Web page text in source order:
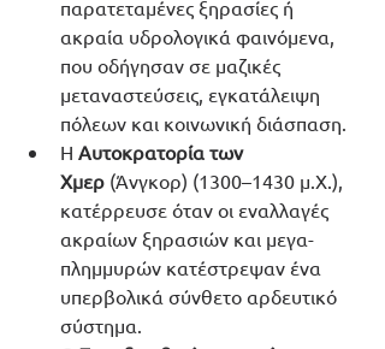
παρατεταμένες ξηρασίες ή
ακραία υδρολογικά φαινόμενα,
που οδήγησαν σε μαζικές
μεταναστεύσεις, εγκατάλειψη
πόλεων και κοινωνική διάσπαση.
Η Αυτοκρατορία των
Χμερ (Άνγκορ) (1300–1430 μ.Χ.),
κατέρρευσε όταν οι εναλλαγές
ακραίων ξηρασιών και μεγα-
πλημμυρών κατέστρεψαν ένα
υπερβολικά σύνθετο αρδευτικό
σύστημα.